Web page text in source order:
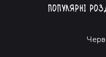
Популярні